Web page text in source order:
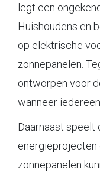
legt een
Huishoudens en
op elektrische
zonnepanelen.
ontworpen voor
wanneer
Daarnaast speelt
energieprojecten
zonnepanelen